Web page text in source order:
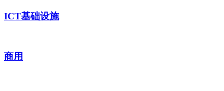
ICT基础设施
商用